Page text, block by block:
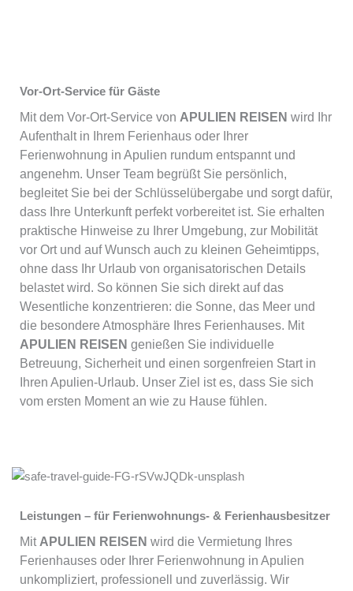
Vor-Ort-Service für Gäste
Mit dem Vor-Ort-Service von APULIEN REISEN wird Ihr
Aufenthalt in Ihrem Ferienhaus oder Ihrer
Ferienwohnung in Apulien rundum entspannt und
angenehm. Unser Team begrüßt Sie persönlich,
begleitet Sie bei der Schlüsselübergabe und sorgt dafür,
dass Ihre Unterkunft perfekt vorbereitet ist. Sie erhalten
praktische Hinweise zu Ihrer Umgebung, zur Mobilität
vor Ort und auf Wunsch auch zu kleinen Geheimtipps,
ohne dass Ihr Urlaub von organisatorischen Details
belastet wird. So können Sie sich direkt auf das
Wesentliche konzentrieren: die Sonne, das Meer und
die besondere Atmosphäre Ihres Ferienhauses. Mit
APULIEN REISEN genießen Sie individuelle
Betreuung, Sicherheit und einen sorgenfreien Start in
Ihren Apulien-Urlaub. Unser Ziel ist es, dass Sie sich
vom ersten Moment an wie zu Hause fühlen.
Leistungen – für Ferienwohnungs- & Ferienhausbesitzer
Mit APULIEN REISEN wird die Vermietung Ihres
Ferienhauses oder Ihrer Ferienwohnung in Apulien
unkompliziert, professionell und zuverlässig. Wir